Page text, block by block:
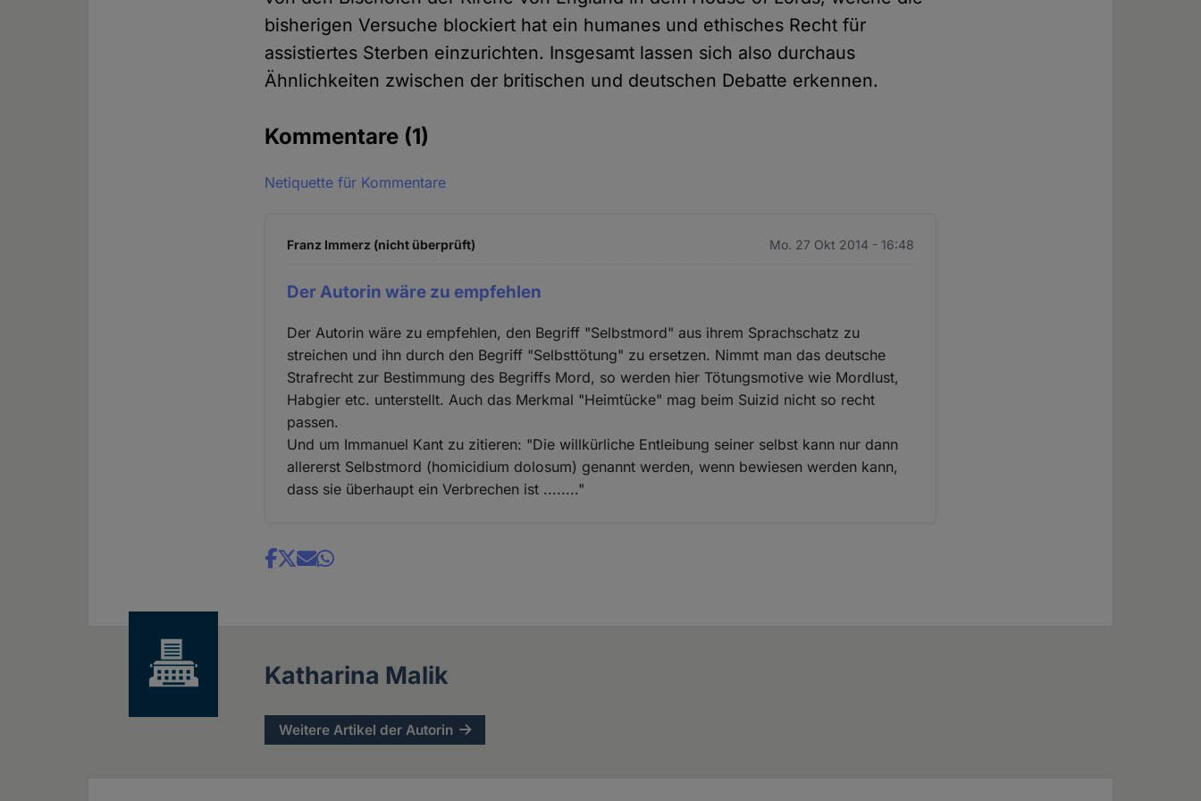
bisherigen Versuche blockiert hat ein humanes und ethisches Recht für
assistiertes Sterben einzurichten. Insgesamt lassen sich also durchaus
Ähnlichkeiten zwischen der britischen und deutschen Debatte erkennen.
Kommentare (1)
Netiquette für Kommentare
Franz Immerz (nicht überprüft) Mo. 27 Okt 2014 - 16:48
Der Autorin wäre zu empfehlen
Der Autorin wäre zu empfehlen, den Begriff "Selbstmord" aus ihrem Sprachschatz zu
streichen und ihn durch den Begriff "Selbsttötung" zu ersetzen. Nimmt man das deutsche
Strafrecht zur Bestimmung des Begriffs Mord, so werden hier Tötungsmotive wie Mordlust,
Habgier etc. unterstellt. Auch das Merkmal "Heimtücke" mag beim Suizid nicht so recht
passen.
Und um Immanuel Kant zu zitieren: "Die willkürliche Entleibung seiner selbst kann nur dann
allererst Selbstmord (homicidium dolosum) genannt werden, wenn bewiesen werden kann,
dass sie überhaupt ein Verbrechen ist ........"
Share
Katharina Malik
Weitere Artikel der Autorin